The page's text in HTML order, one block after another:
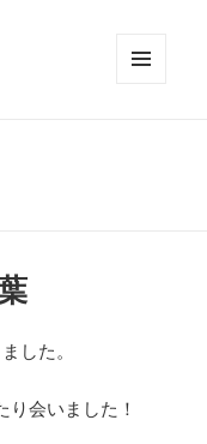
した。
会いました！